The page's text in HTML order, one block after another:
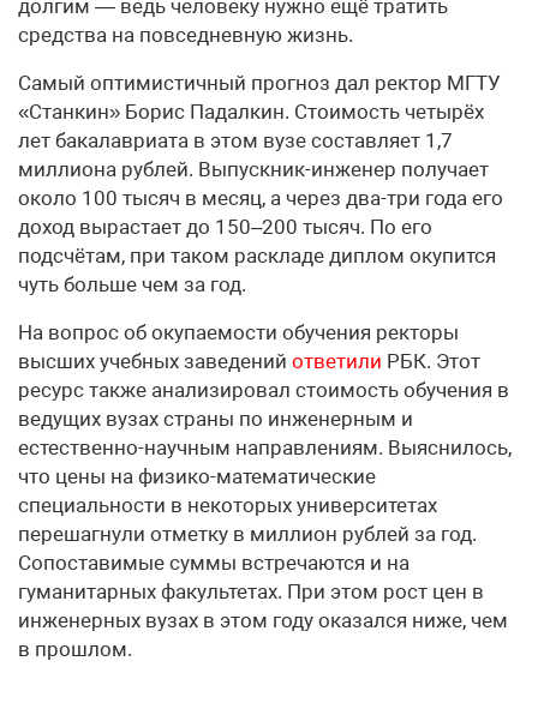
долгим — ведь человеку нужно ещё тратить
средства на повседневную жизнь.
Самый оптимистичный прогноз дал ректор МГТУ
«Станкин» Борис Падалкин. Стоимость четырёх
лет бакалавриата в этом вузе составляет 1,7
миллиона рублей. Выпускник-инженер получает
около 100 тысяч в месяц, а через два-три года его
доход вырастает до 150–200 тысяч. По его
подсчётам, при таком раскладе диплом окупится
чуть больше чем за год.
На вопрос об окупаемости обучения ректоры
высших учебных заведений ответили РБК. Этот
ресурс также анализировал стоимость обучения в
ведущих вузах страны по инженерным и
естественно-научным направлениям. Выяснилось,
что цены на физико-математические
специальности в некоторых университетах
перешагнули отметку в миллион рублей за год.
Сопоставимые суммы встречаются и на
гуманитарных факультетах. При этом рост цен в
инженерных вузах в этом году оказался ниже, чем
в прошлом.